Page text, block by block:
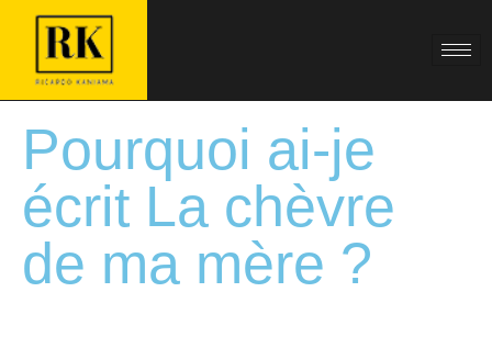
Pourquoi ai-je
écrit La chèvre
de ma mère ?